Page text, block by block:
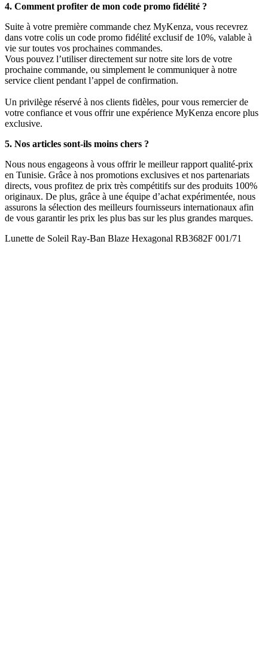
4. Comment profiter de mon code promo fidélité ?
Suite à votre première commande chez MyKenza, vous recevrez
dans votre colis un code promo fidélité exclusif de 10%, valable à
vie sur toutes vos prochaines commandes.
Vous pouvez l’utiliser directement sur notre site lors de votre
prochaine commande, ou simplement le communiquer à notre
service client pendant l’appel de confirmation.
Un privilège réservé à nos clients fidèles, pour vous remercier de
votre confiance et vous offrir une expérience MyKenza encore plus
exclusive.
5. Nos articles sont-ils moins chers ?
Nous nous engageons à vous offrir le meilleur rapport qualité-prix
en Tunisie. Grâce à nos promotions exclusives et nos partenariats
directs, vous profitez de prix très compétitifs sur des produits 100%
originaux. De plus, grâce à une équipe d’achat expérimentée, nous
assurons la sélection des meilleurs fournisseurs internationaux afin
de vous garantir les prix les plus bas sur les plus grandes marques.
Lunette de Soleil Ray-Ban Blaze Hexagonal RB3682F 001/71